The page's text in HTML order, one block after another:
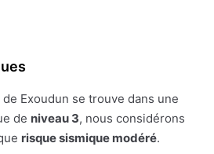
de Exoudun se trouve dans une
de niveau 3, nous considérons
risque sismique modéré.